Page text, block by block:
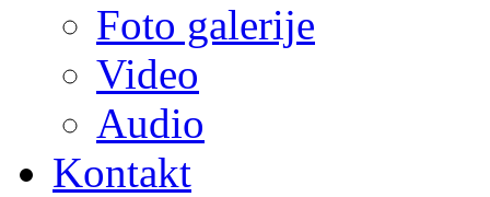
Foto galerije
Video
Audio
Kontakt